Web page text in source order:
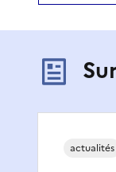
actualités